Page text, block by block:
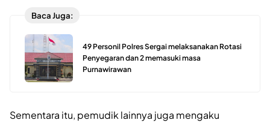
Baca Juga:
49 Personil Polres Sergai melaksanakan Rotasi
Penyegaran dan 2 memasuki masa
Purnawirawan
Sementara itu, pemudik lainnya juga mengaku